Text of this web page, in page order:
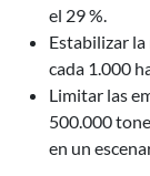
el 29 %.
Estabilizar
cada 1.000
Limitar las
500.000
en un